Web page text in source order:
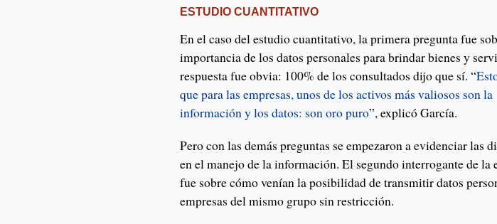
ESTUDIO CUANTITATIVO
En el caso del estudio cuantitativo, la primera pregunta fue
importancia de los datos personales para brindar bienes y
respuesta fue obvia: 100% de los consultados dijo que sí. “
que para las empresas, unos de los activos más valiosos son la
información y los datos: son oro puro”, explicó García.
Pero con las demás preguntas se empezaron a evidenciar las
en el manejo de la información. El segundo interrogante de la
fue sobre cómo venían la posibilidad de transmitir datos
empresas del mismo grupo sin restricción.